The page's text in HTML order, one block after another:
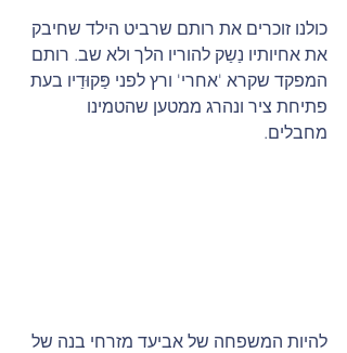
כולנו זוכרים את רותם שרביט הילד שחיבק
את אחיותיו נַשַק להוריו הלך ולא שב. רותם
המפקד שקרא 'אחרי' ורץ לפני פַּקוּדַיו בעת
פתיחת ציר ונהרג ממטען שהטמינו
מחבלים.
להיות המשפחה של אביעד מזרחי בנה של